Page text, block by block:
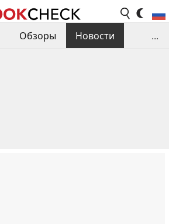
Обзоры
Новости
...